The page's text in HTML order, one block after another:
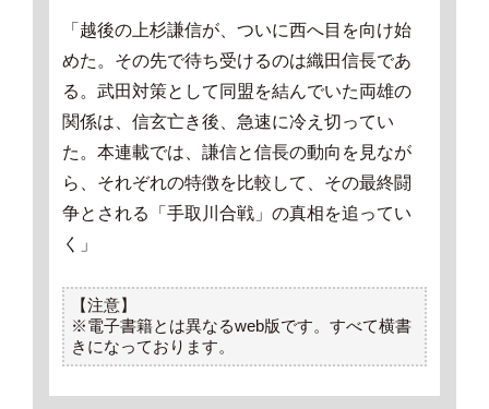
「越後の上杉謙信が、ついに西へ目を向け始
めた。その先で待ち受けるのは織田信長であ
る。武田対策として同盟を結んでいた両雄の
関係は、信玄亡き後、急速に冷え切ってい
た。本連載では、謙信と信長の動向を見なが
ら、それぞれの特徴を比較して、その最終闘
争とされる「手取川合戦」の真相を追ってい
く」
【注意】
※電子書籍とは異なるweb版です。すべて横書
きになっております。